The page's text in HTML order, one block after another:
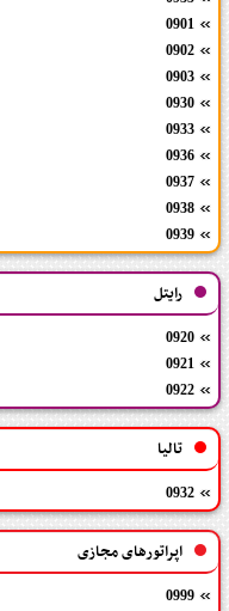
0901
0902
0903
0930
0933
0936
0937
0938
0939
رایتل
0920
0921
0922
تالیا
0932
اپراتورهای مجازی
0999